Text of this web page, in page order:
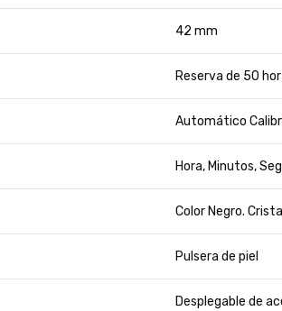
42 mm
Reserva de 50
Automático
Hora, Minutos,
Color Negro.
Pulsera de piel
Desplegable de